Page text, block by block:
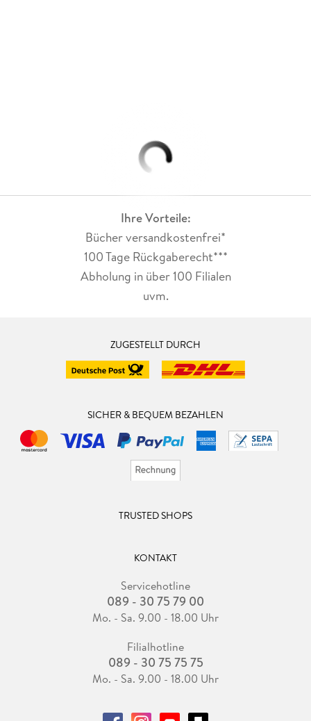
Ihre Vorteile:
Bücher versandkostenfrei*
100 Tage Rückgaberecht***
Abholung in über 100 Filialen
uvm.
ZUGESTELLT DURCH
SICHER & BEQUEM BEZAHLEN
TRUSTED SHOPS
KONTAKT
Servicehotline
089 - 30 75 79 00
Mo. - Sa. 9.00 - 18.00 Uhr
Filialhotline
089 - 30 75 75 75
Mo. - Sa. 9.00 - 18.00 Uhr